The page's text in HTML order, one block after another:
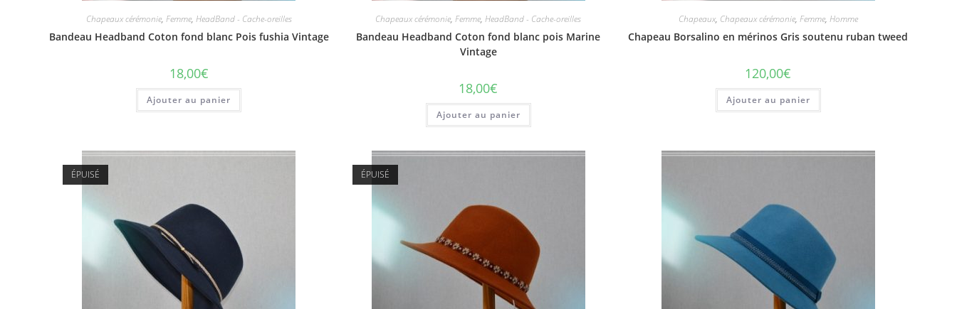
Chapeaux cérémonie, Femme, HeadBand - Cache-oreilles
Bandeau Headband Coton fond blanc Pois fushia Vintage
18,00€
Ajouter au panier
Chapeaux cérémonie,Femme,HeadBand - Cache-oreilles
Bandeau Headband Coton fond blanc pois Marine
Vintage
18,00€
Ajouter au panier
Chapeaux, Chapeaux cérémonie, Femme, Homme
Chapeau Borsalino en mérinos Gris soutenu ruban tweed
120,00€
Ajouter au panier
ÉPUISÉ ÉPUISÉ